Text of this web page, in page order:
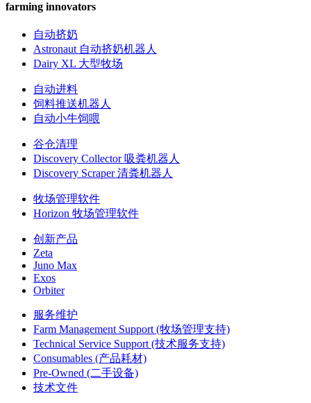
farming innovators
自动挤奶
Astronaut 自动挤奶机器人
Dairy XL 大型牧场
自动进料
饲料推送机器人
自动小牛饲喂
谷仓清理
Discovery Collector 吸粪机器人
Discovery Scraper 清粪机器人
牧场管理软件
Horizon 牧场管理软件
创新产品
Zeta
Juno Max
Exos
Orbiter
服务维护
Farm Management Support (牧场管理支持)
Technical Service Support (技术服务支持)
Consumables (产品耗材)
Pre-Owned (二手设备)
技术文件